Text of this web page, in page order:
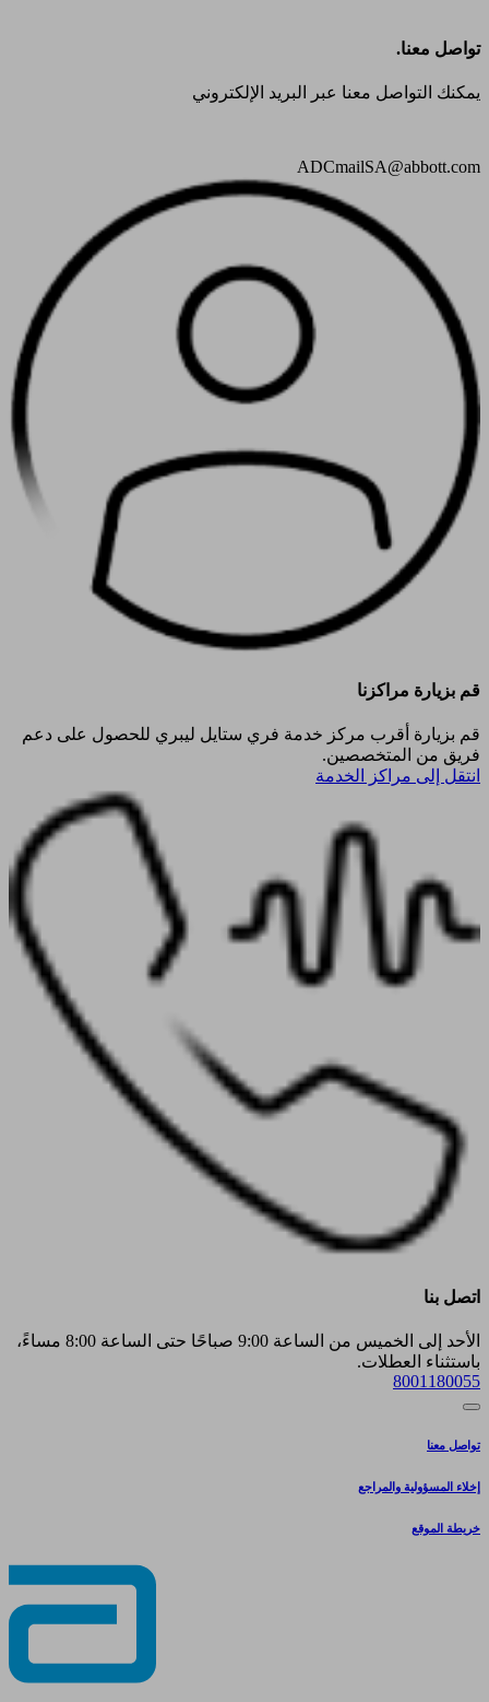
تواصل معنا.
يمكنك التواصل معنا عبر البريد الإلكتروني
ADCmailSA@abbott.com
قم بزيارة مراكزنا
قم بزيارة أقرب مركز خدمة فري ستايل ليبري للحصول على دعم
فريق من المتخصصين.
انتقل إلى مراكز الخدمة​
اتصل بنا
الأحد إلى الخميس من الساعة 9:00 صباحًا حتى الساعة 8:00 مساءً،
باستثناء العطلات.
8001180055
تواصل معنا
إخلاء المسؤولية والمراجع
خريطة الموقع